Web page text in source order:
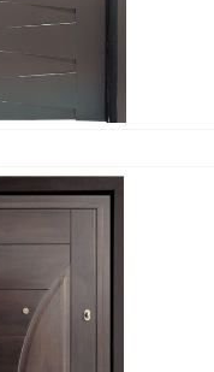
ΔΙΑΒΆΣΤΕ ΠΕΡΙΣΣΌΤΕΡΑ